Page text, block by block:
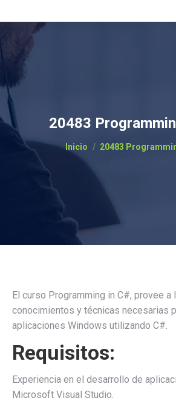
20483
Estás aquí:
Inicio 20483
El curso Programming in C#, provee
conocimientos y técnicas necesarias
aplicaciones Windows utilizando C#.
Requisitos:
Experiencia en el desarrollo de
Microsoft Visual Studio.